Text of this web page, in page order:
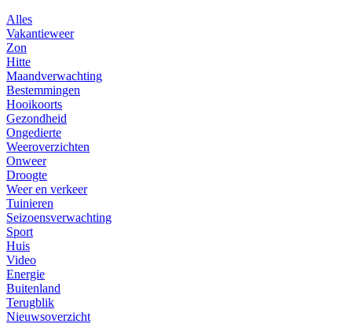
Alles
Vakantieweer
Zon
Hitte
Maandverwachting
Bestemmingen
Hooikoorts
Gezondheid
Ongedierte
Weeroverzichten
Onweer
Droogte
Weer en verkeer
Tuinieren
Seizoensverwachting
Sport
Huis
Video
Energie
Buitenland
Terugblik
Nieuwsoverzicht